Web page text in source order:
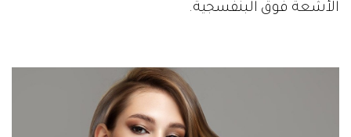
الأشعة فوق البنفسجية.